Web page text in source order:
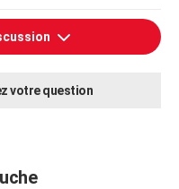
votre question